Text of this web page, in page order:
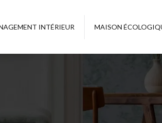
INTÉRIEUR MAISON